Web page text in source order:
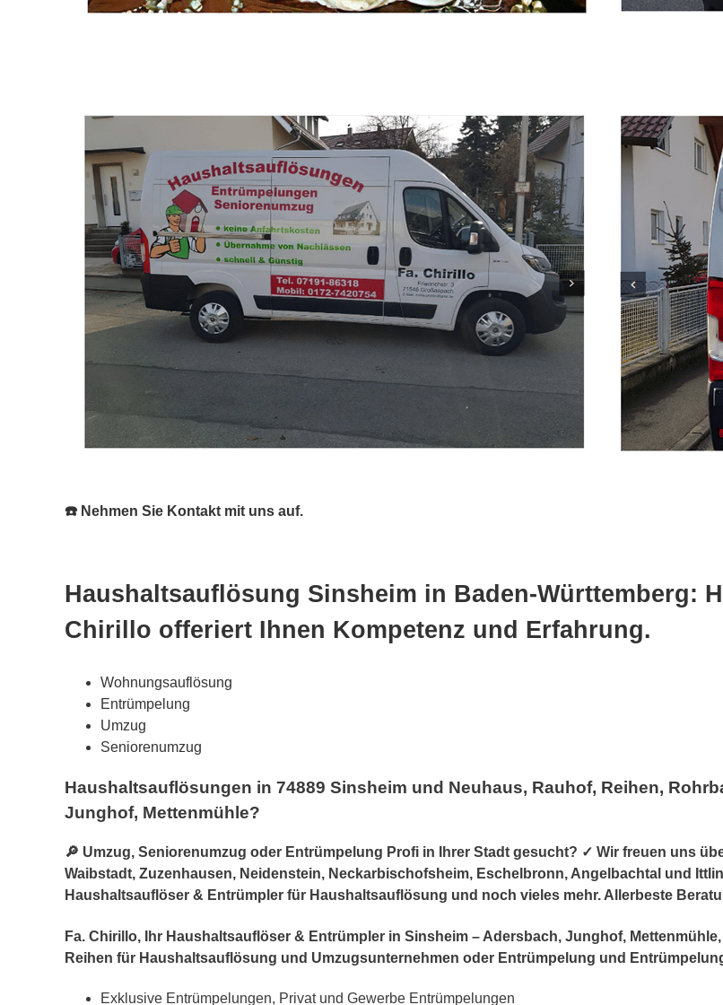
☎️ Nehmen Sie Kontakt mit uns auf.
Haushaltsauflösung Sinsheim in Baden-Württemberg:
Chirillo offeriert Ihnen Kompetenz und Erfahrung.
Wohnungsauflösung
Entrümpelung
Umzug
Seniorenumzug
Haushaltsauflösungen in 74889 Sinsheim und Neuhaus, Rauhof, Reihen,
Junghof, Mettenmühle?
🔎 Umzug, Seniorenumzug oder Entrümpelung Profi in Ihrer Stadt gesucht? ✓ Wir freuen uns
Waibstadt, Zuzenhausen, Neidenstein, Neckarbischofsheim, Eschelbronn, Angelbachtal und
Haushaltsauflöser & Entrümpler für Haushaltsauflösung und noch vieles mehr. Allerbeste
Fa. Chirillo, Ihr Haushaltsauflöser & Entrümpler in Sinsheim – Adersbach, Junghof,
Reihen für Haushaltsauflösung und Umzugsunternehmen oder Entrümpelung und
Exklusive Entrümpelungen, Privat und Gewerbe Entrümpelungen